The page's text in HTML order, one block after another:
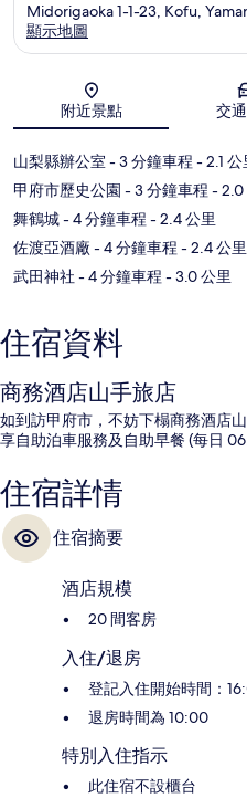
Midorigaoka 1-1-23, Kofu,
顯示地圖
附近景點 交
山梨縣辦公室 - 3 分鐘車程 - 2.1 公
甲府市歷史公園 - 3 分鐘車程 - 2.0
舞鶴城- 4 分鐘車程 - 2.4 公里
佐渡亞酒廠 - 4 分鐘車程 - 2.4 公里
武田神社 - 4 分鐘車程 - 3.0 公里
住宿資料
商務酒店山手旅店
如到訪甲府市，不妨下榻商務酒店
享自助泊車服務及自助早餐 (每日
住宿詳情
住宿摘要
酒店規模
20 間客房
入住/退房
登記入住開始時間：
退房時間為 10:00
特別入住指示
此住宿不設櫃台